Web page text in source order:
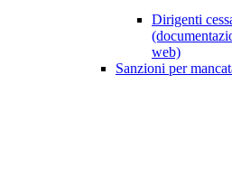
Dirigenti
web)
Sanzioni per